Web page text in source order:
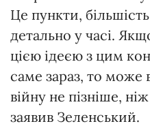
Це пункти,
детально у часі.
цією ідеєю з цим
саме зараз, то може
війну не пізніше,
заявив Зеленський.